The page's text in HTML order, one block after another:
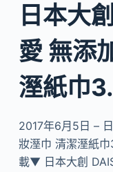
日本大
愛 無添
溼紙巾
2017年6月5日 –
妝溼巾 清潔溼紙
載▼ 日本大創